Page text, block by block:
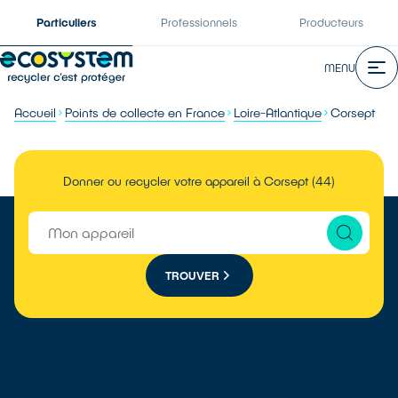
Particuliers Professionnels Producteurs
MENU
Accueil Points de collecte en France Loire-Atlantique Corsept
Donner ou recycler votre appareil à Corsept (44)
TROUVER